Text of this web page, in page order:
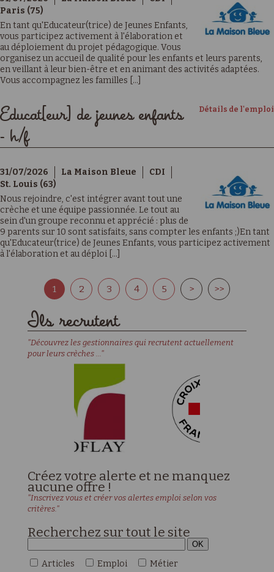
Paris (75)
En tant qu'Educateur(trice) de Jeunes Enfants,
vous participez activement à l'élaboration et
au déploiement du projet pédagogique. Vous
organisez un accueil de qualité pour les enfants et leurs parents,
en veillant à leur bien-être et en animant des activités adaptées.
Vous accompagnez les familles [...]
Détails de l'emploi
Educat[eur] de jeunes enfants
- h/f
31/07/2026 La Maison Bleue
CDI
St. Louis (63)
Nous rejoindre, c'est intégrer avant tout une
crèche et une équipe passionnée. Le tout au
sein d'un groupe reconnu et apprécié : plus de
9 parents sur 10 sont satisfaits, sans compter les enfants ;)En tant
qu'Educateur(trice) de Jeunes Enfants, vous participez activement
à l'élaboration et au déploi [...]
1 2 3 4 5 > >>
Ils recrutent
"Découvrez les gestionnaires qui recrutent actuellement
pour leurs crèches ..."
Créez votre alerte et ne manquez
aucune offre !
"Inscrivez vous et créer vos alertes emploi selon vos
critères."
Recherchez sur tout le site
Articles Emploi Métier